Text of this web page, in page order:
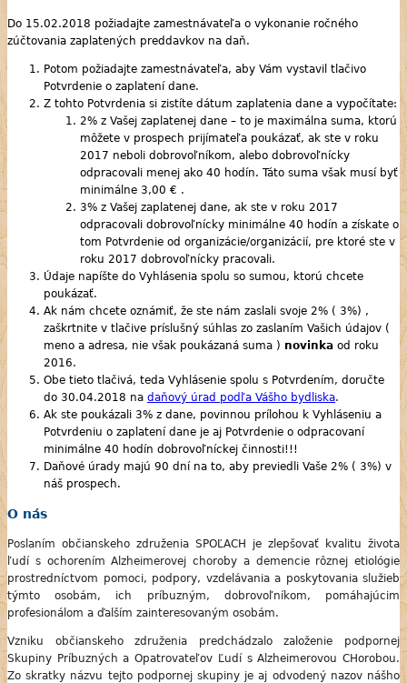
Do 15.02.2018 požiadajte zamestnávateľa o vykonanie ročného
zúčtovania zaplatených preddavkov na daň.
Potom požiadajte zamestnávateľa, aby Vám vystavil tlačivo
Potvrdenie o zaplatení dane.
Z tohto Potvrdenia si zistíte dátum zaplatenia dane a vypočítate:
2% z Vašej zaplatenej dane – to je maximálna suma, ktorú
môžete v prospech prijímateľa poukázať, ak ste v roku
2017 neboli dobrovoľníkom, alebo dobrovoľnícky
odpracovali menej ako 40 hodín. Táto suma však musí byť
minimálne 3,00 € .
3% z Vašej zaplatenej dane, ak ste v roku 2017
odpracovali dobrovoľnícky minimálne 40 hodín a získate o
tom Potvrdenie od organizácie/organizácií, pre ktoré ste v
roku 2017 dobrovoľnícky pracovali.
Údaje napíšte do Vyhlásenia spolu so sumou, ktorú chcete
poukázať.
Ak nám chcete oznámiť, že ste nám zaslali svoje 2% ( 3%) ,
zaškrtnite v tlačive príslušný súhlas zo zaslaním Vašich údajov (
meno a adresa, nie však poukázaná suma ) novinka od roku
2016.
Obe tieto tlačivá, teda Vyhlásenie spolu s Potvrdením, doručte
do 30.04.2018 na daňový úrad podľa Vášho bydliska.
Ak ste poukázali 3% z dane, povinnou prílohou k Vyhláseniu a
Potvrdeniu o zaplatení dane je aj Potvrdenie o odpracovaní
minimálne 40 hodín dobrovoľníckej činnosti!!!
Daňové úrady majú 90 dní na to, aby previedli Vaše 2% ( 3%) v
náš prospech.
O nás
Poslaním občianskeho združenia SPOĽACH je zlepšovať kvalitu života
ľudí s ochorením Alzheimerovej choroby a demencie rôznej etiológie
prostredníctvom pomoci, podpory, vzdelávania a poskytovania služieb
týmto osobám, ich príbuzným, dobrovoľníkom, pomáhajúcim
profesionálom a ďalším zainteresovaným osobám.
Vzniku občianskeho združenia predchádzalo založenie podpornej
Skupiny Príbuzných a Opatrovateľov Ľudí s Alzheimerovou CHorobou.
Zo skratky názvu tejto podpornej skupiny je aj odvodený nazov nášho